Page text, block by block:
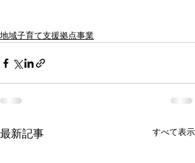
地域子育て支援拠点事業
最新記事 すべて表示